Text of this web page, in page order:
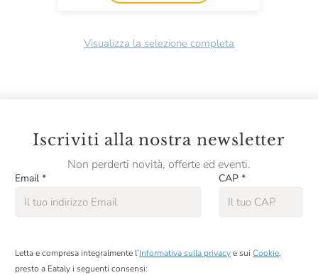
Visualizza la selezione completa
Iscriviti alla nostra newsletter
Non perderti novità, offerte ed eventi.
Email * CAP *
Letta e compresa integralmente l’Informativa sulla privacye sui Cookie,
presto a Eataly i seguenti consensi: